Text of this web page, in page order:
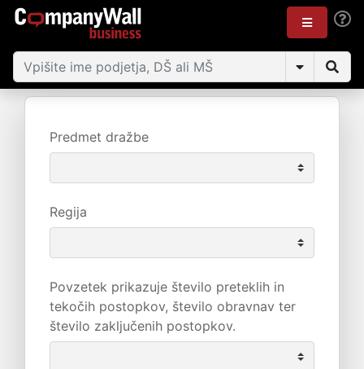
Predmet dražbe
Regija
Povzetek prikazuje število preteklih in
tekočih postopkov, število obravnav ter
število zaključenih postopkov.